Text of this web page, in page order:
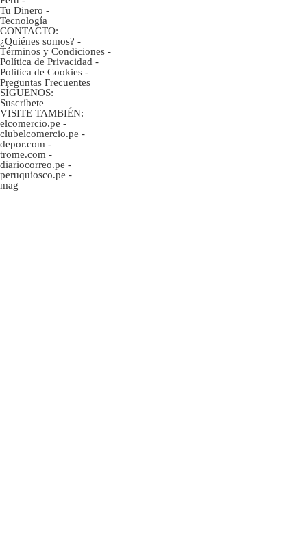
Tu Dinero -
Tecnología
CONTACTO:
¿Quiénes somos? -
Términos y Condiciones -
Política de Privacidad -
Politica de Cookies -
Preguntas Frecuentes
SÍGUENOS:
Suscríbete
VISITE TAMBIÉN:
elcomercio.pe -
clubelcomercio.pe -
depor.com -
trome.com -
diariocorreo.pe -
peruquiosco.pe -
mag